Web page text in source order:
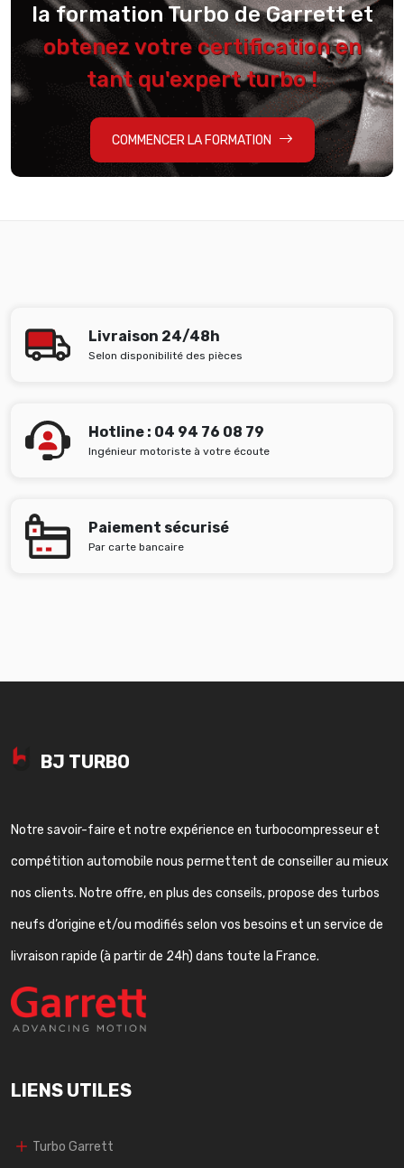
la formation Turbo de Garrett et
obtenez votre certification en
tant qu'expert turbo !
COMMENCER LA FORMATION
Livraison 24/48h
Selon disponibilité des pièces
Hotline : 04 94 76 08 79
Ingénieur motoriste à votre écoute
Paiement sécurisé
Par carte bancaire
BJ TURBO
Notre savoir-faire et notre expérience en turbocompresseur et
compétition automobile nous permettent de conseiller au mieux
nos clients. Notre offre, en plus des conseils, propose des turbos
neufs d’origine et/ou modifiés selon vos besoins et un service de
livraison rapide (à partir de 24h) dans toute la France.
LIENS UTILES
Turbo Garrett